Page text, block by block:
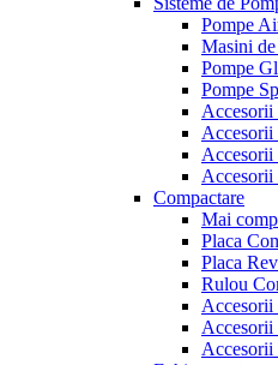
Pompe
Masini
Pompe
Pompe
Accesorii
Accesorii
Accesorii
Accesorii
Compactare
Mai
Placa
Placa
Rulou
Accesorii
Accesorii
Accesorii